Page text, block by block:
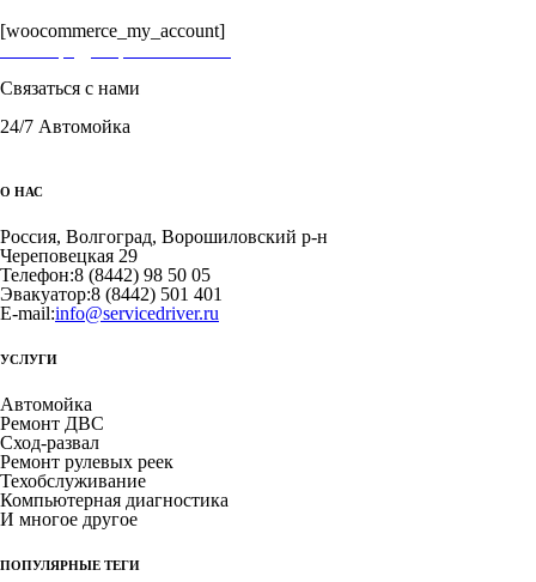
[woocommerce_my_account]
Связаться с нами
24/7 Автомойка
О НАС
Россия, Волгоград, Ворошиловский р-н
Череповецкая 29
Телефон:8 (8442) 98 50 05
Эвакуатор:8 (8442) 501 401
E-mail:info@servicedriver.ru
УСЛУГИ
Автомойка
Ремонт ДВС
Сход-развал
Ремонт рулевых реек
Техобслуживание
Компьютерная диагностика
И многое другое
ПОПУЛЯРНЫЕ ТЕГИ